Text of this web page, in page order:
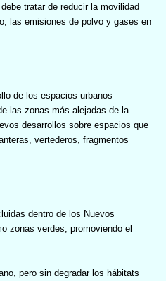
tratar de reducir la movilidad
las emisiones de polvo y gases en
de los espacios urbanos
las zonas más alejadas de la
desarrollos sobre espacios que
vertederos, fragmentos
dentro de los Nuevos
zonas verdes, promoviendo el
pero sin degradar los hábitats